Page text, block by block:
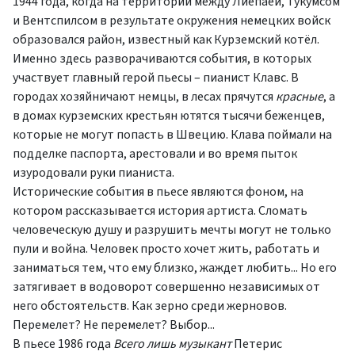
и Вентспилсом в результате окружения немецких войск
образовался район, известный как Курземский котёл.
Именно здесь разворачиваются события, в которых
участвует главный герой пьесы – пианист Клавс. В
городах хозяйничают немцы, в лесах прячутся красные, а
в домах курземских крестьян ютятся тысячи беженцев,
которые не могут попасть в Швецию. Клава поймали на
подделке паспорта, арестовали и во время пыток
изуродовали руки пианиста.
Исторические события в пьесе являются фоном, на
котором рассказывается история артиста. Сломать
человеческую душу и разрушить мечты могут не только
пули и война. Человек просто хочет жить, работать и
заниматься тем, что ему близко, жаждет любить... Но его
затягивает в водоворот совершенно независимых от
него обстоятельств. Как зерно среди жерновов.
Перемелет? Не перемелет? Выбор...
В пьесе 1986 года Всего лишь музыкантПетерис